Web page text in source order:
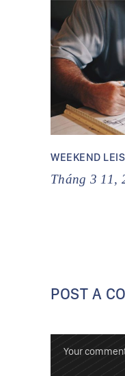
WEEKEND
Tháng 3 11,
POST A